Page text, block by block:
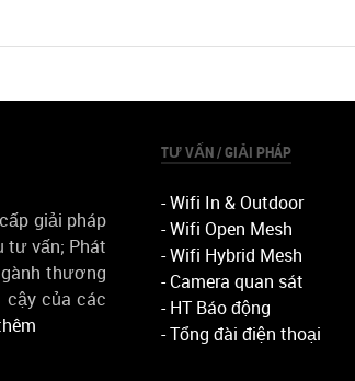
giải pháp
tư vấn; Phát
thương
cậy của các
TƯ VẤN / GIẢI PHÁP
- Wifi In & Outdoor
- Wifi Open Mesh
- Wifi Hybrid Mesh
- Camera quan sát
- HT Báo động
- Tổng đài điện thoại